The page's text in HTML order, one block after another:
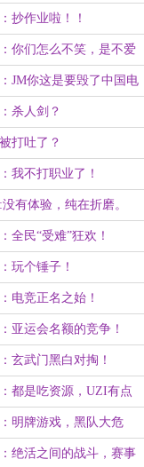
抄作业啦！！
你们怎么不笑，是不爱
JM你这是要毁了中国电
杀人剑？
打吐了？
我不打职业了！
有体验，纯在折磨。
全民“受难”狂欢！
玩个锤子！
电竞正名之始！
亚运会名额的竞争！
玄武门黑白对掏！
都是吃资源，UZI有点
明牌游戏，黑队大危
绝活之间的战斗，赛事